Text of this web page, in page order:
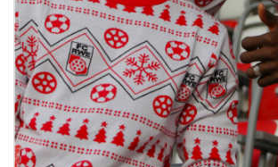
GUTSCHEINE
MITGLIEDSCHAFT